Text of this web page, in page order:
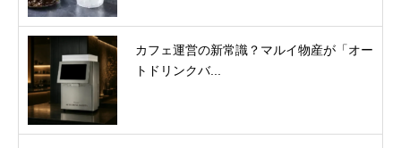
カフェ運営の新常識？マルイ物産が「オー
トドリンクバ...